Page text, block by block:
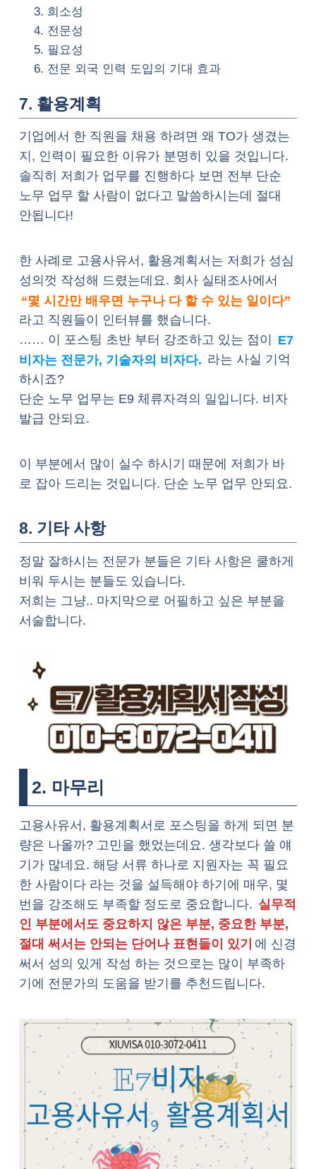
희소성
전문성
필요성
전문 외국 인력 도입의 기대 효과
7. 활용계획
기업에서 한 직원을 채용 하려면 왜 TO가 생겼는
지, 인력이 필요한 이유가 분명히 있을 것입니다.
솔직히 저희가 업무를 진행하다 보면 전부 단순
노무 업무 할 사람이 없다고 말씀하시는데 절대
안됩니다!
한 사례로 고용사유서, 활용계획서는 저희가 성심
성의껏 작성해 드렸는데요. 회사 실태조사에서
“몇 시간만 배우면 누구나 다 할 수 있는 일이다”
라고 직원들이 인터뷰를 했습니다.
…… 이 포스팅 초반 부터 강조하고 있는 점이
E7
비자는 전문가, 기술자의 비자다. 라는 사실 기억
하시죠?
단순 노무 업무는 E9 체류자격의 일입니다. 비자
발급 안되요.
이 부분에서 많이 실수 하시기 때문에 저희가 바
로 잡아 드리는 것입니다. 단순 노무 업무 안되요.
8. 기타 사항
정말 잘하시는 전문가 분들은 기타 사항은 쿨하게
비워 두시는 분들도 있습니다.
저희는 그냥.. 마지막으로 어필하고 싶은 부분을
서술합니다.
2. 마무리
고용사유서, 활용계획서로 포스팅을 하게 되면 분
량은 나올까? 고민을 했었는데요. 생각보다 쓸 얘
기가 많네요. 해당 서류 하나로 지원자는 꼭 필요
한 사람이다 라는 것을 설득해야 하기에 매우, 몇
번을 강조해도 부족할 정도로 중요합니다. 실무적
인 부분에서도 중요하지 않은 부분, 중요한 부분,
절대 써서는 안되는 단어나 표현들이 있기 에 신경
써서 성의 있게 작성 하는 것으로는 많이 부족하
기에 전문가의 도움을 받기를 추천드립니다.